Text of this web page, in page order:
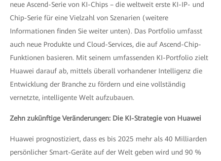
neue Ascend-Serie von KI-Chips – die weltweit erste KI-IP- und
Chip-Serie für eine Vielzahl von Szenarien (weitere
Informationen finden Sie weiter unten). Das Portfolio umfasst
auch neue Produkte und Cloud-Services, die auf Ascend-Chip-
Funktionen basieren. Mit seinem umfassenden KI-Portfolio zielt
Huawei darauf ab, mittels überall vorhandener Intelligenz die
Entwicklung der Branche zu fördern und eine vollständig
vernetzte, intelligente Welt aufzubauen.
Zehn zukünftige Veränderungen: Die KI-Strategie von Huawei
Huawei prognostiziert, dass es bis 2025 mehr als 40 Milliarden
persönlicher Smart-Geräte auf der Welt geben wird und 90 %